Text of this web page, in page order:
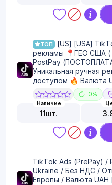
ТОП
[US] [USA]
рекламы 📍ГЕО США (
PostPay
Уникальная ручная
доступом 🔥 Валюта
0%
Наличие
11шт.
TikTok Ads (PrePay) /
Ukraine / Без НДС /
Европы / Валюта UAH